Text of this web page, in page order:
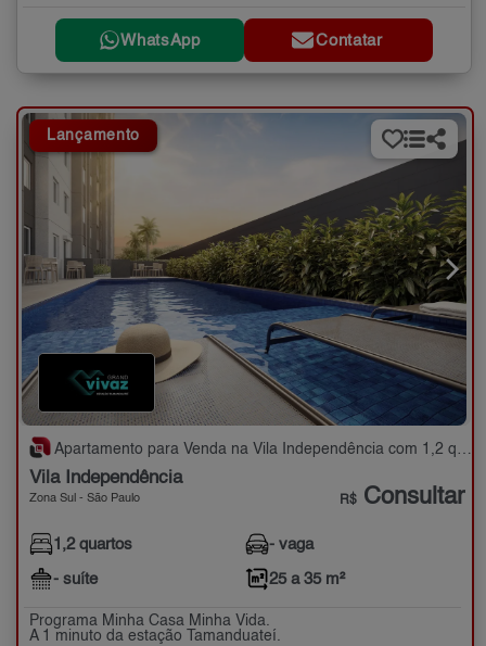
WhatsApp Contatar
Lançamento
Apartamento para Venda na Vila Independência com 1,2 quartos - 25 a 35 m²
Vila Independência
Zona Sul - São Paulo R$ Consultar
1,2 quartos
- suíte
- vaga
25 a 35 m²
Programa Minha Casa Minha Vida.
A 1 minuto da estação Tamanduateí.